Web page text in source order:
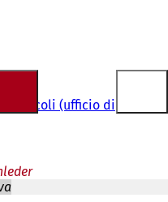
veicoli (ufficio di